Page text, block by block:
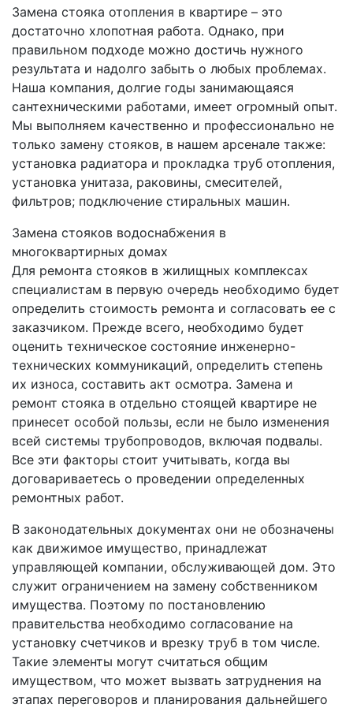
Замена стояка отопления в квартире – это
достаточно хлопотная работа. Однако, при
правильном подходе можно достичь нужного
результата и надолго забыть о любых проблемах.
Наша компания, долгие годы занимающаяся
сантехническими работами, имеет огромный опыт.
Мы выполняем качественно и профессионально не
только замену стояков, в нашем арсенале также:
установка радиатора и прокладка труб отопления,
установка унитаза, раковины, смесителей,
фильтров; подключение стиральных машин.
Замена стояков водоснабжения в
многоквартирных домах
Для ремонта стояков в жилищных комплексах
специалистам в первую очередь необходимо будет
определить стоимость ремонта и согласовать ее с
заказчиком. Прежде всего, необходимо будет
оценить техническое состояние инженерно-
технических коммуникаций, определить степень
их износа, составить акт осмотра. Замена и
ремонт стояка в отдельно стоящей квартире не
принесет особой пользы, если не было изменения
всей системы трубопроводов, включая подвалы.
Все эти факторы стоит учитывать, когда вы
договариваетесь о проведении определенных
ремонтных работ.
В законодательных документах они не обозначены
как движимое имущество, принадлежат
управляющей компании, обслуживающей дом. Это
служит ограничением на замену собственником
имущества. Поэтому по постановлению
правительства необходимо согласование на
установку счетчиков и врезку труб в том числе.
Такие элементы могут считаться общим
имуществом, что может вызвать затруднения на
этапах переговоров и планирования дальнейшего